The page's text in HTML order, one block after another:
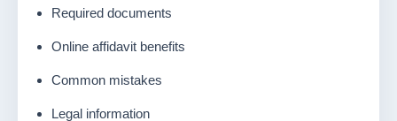
Required documents
Online affidavit benefits
Common mistakes
Legal information